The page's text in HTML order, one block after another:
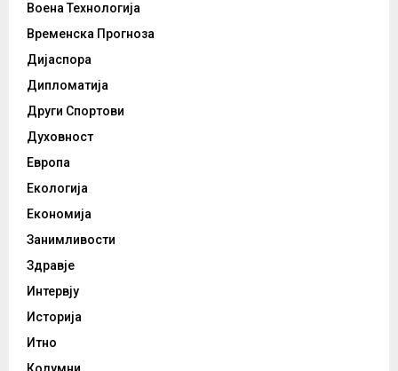
Воена Технологија
Временска Прогноза
Дијаспора
Дипломатија
Други Спортови
Духовност
Европа
Екологија
Економија
Занимливости
Здравје
Интервју
Историја
Итно